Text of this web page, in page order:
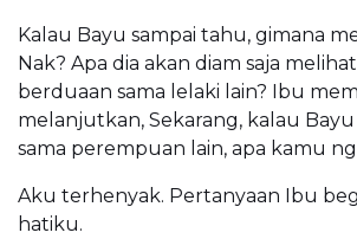
Kalau Bayu sampai tahu, gimana
Nak? Apa dia akan diam saja
berduaan sama lelaki lain? Ibu
melanjutkan, Sekarang, kalau
sama perempuan lain, apa kamu
Aku terhenyak. Pertanyaan Ibu
hatiku.